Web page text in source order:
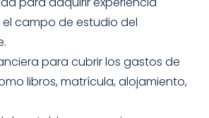
campo de estudio del
para cubrir los gastos de
libros, matrícula, alojamiento,